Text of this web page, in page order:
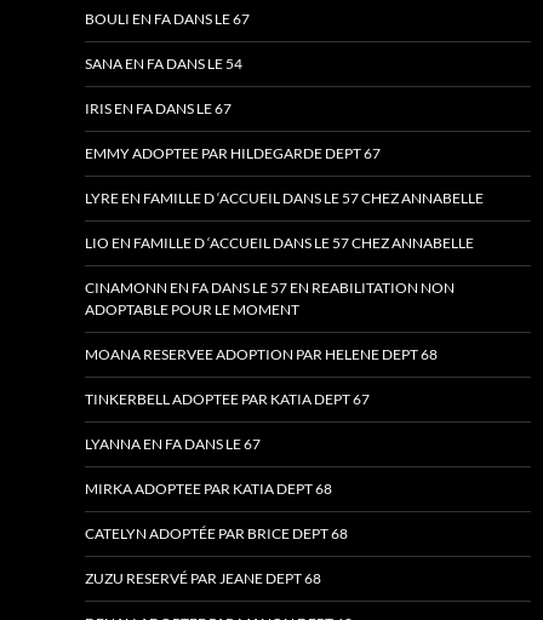
BOULI EN FA DANS LE 67
SANA EN FA DANS LE 54
IRIS EN FA DANS LE 67
EMMY ADOPTEE PAR HILDEGARDE DEPT 67
LYRE EN FAMILLE D ‘ACCUEIL DANS LE 57 CHEZ ANNABELLE
LIO EN FAMILLE D ‘ACCUEIL DANS LE 57 CHEZ ANNABELLE
CINAMONN EN FA DANS LE 57 EN REABILITATION NON
ADOPTABLE POUR LE MOMENT
MOANA RESERVEE ADOPTION PAR HELENE DEPT 68
TINKERBELL ADOPTEE PAR KATIA DEPT 67
LYANNA EN FA DANS LE 67
MIRKA ADOPTEE PAR KATIA DEPT 68
CATELYN ADOPTÉE PAR BRICE DEPT 68
ZUZU RESERVÉ PAR JEANE DEPT 68